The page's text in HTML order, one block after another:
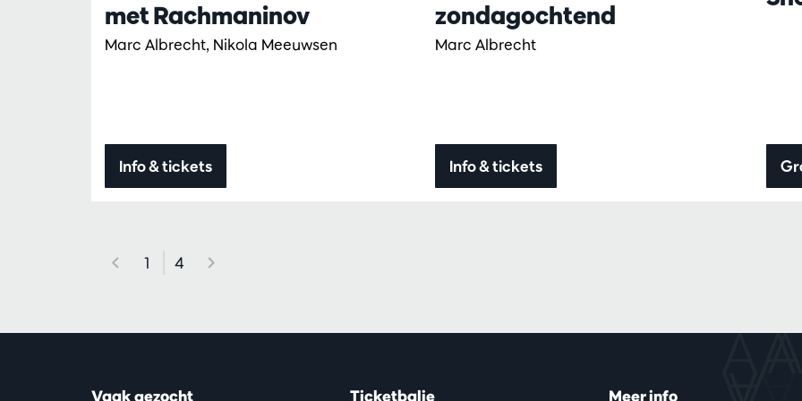
met Rachmaninov
Marc Albrecht, Nikola Meeuwsen
Info & tickets
zondagochtend
Marc Albrecht
Info & tickets
1 4
Vaak gezocht Ticketbalie Meer info